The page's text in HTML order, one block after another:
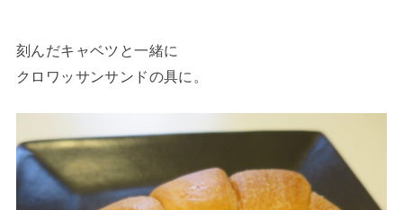
刻んだキャベツと一緒に
クロワッサンサンドの具に。